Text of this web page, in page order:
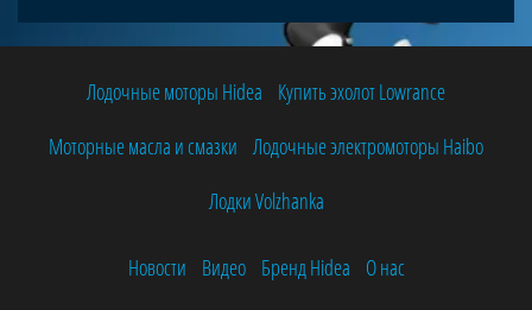
Лодочные моторы Hidea
Купить эхолот Lowrance
Моторные масла и смазки Лодочные электромоторы Haibo
Лодки Volzhanka
Новости Видео Бренд Hidea О нас